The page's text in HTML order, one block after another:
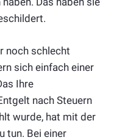
noch schlecht
sich einfach einer
Ihre
nach Steuern
wurde, hat mit der
tun. Bei einer